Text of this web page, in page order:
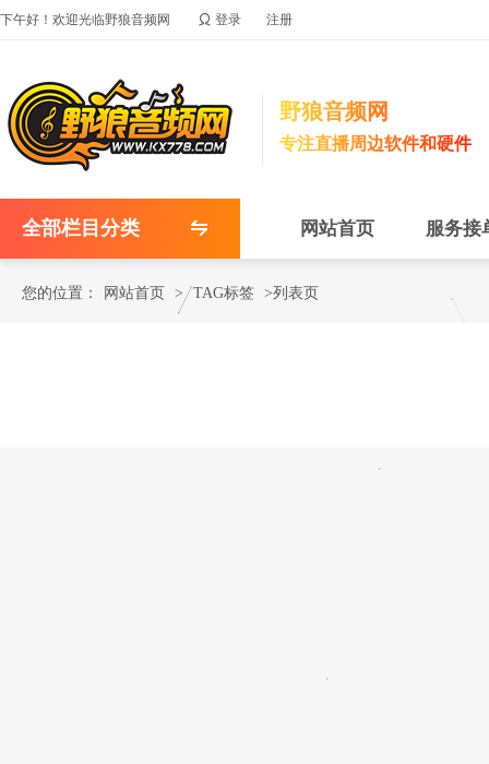
下午好！欢迎光临野狼音频网  登录 注册
野狼音频网
专注直播周边软件和硬件
全部栏目分类 网站首页 服务接
您的位置： 网站首页 > TAG标签 >列表页